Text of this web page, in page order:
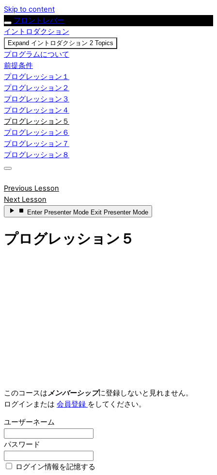
Skip to content
フロントレバー
イントロダクション
Expand イントロダクション 2 Topics
プログラムについて
前提条件
プログレッション１
プログレッション２
プログレッション３
プログレッション４
プログレッション５
プログレッション６
プログレッション７
プログレッション８
Previous Lesson
Next Lesson
Enter Presenter Mode Exit Presenter Mode
プログレッション５
このコースはメンバーシップに登録しないと見れません。
ログインまたは 会員登録 をしてください。
ユーザーネーム
パスワード
ログイン情報を記憶する